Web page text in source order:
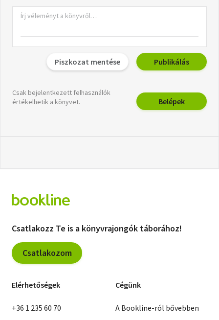
Piszkozat mentése Publikálás
Csak bejelentkezett felhasználók
értékelhetik a könyvet.
Belépek
Csatlakozz Te is a könyvrajongók táborához!
Csatlakozom
Elérhetőségek
+36 1 235 60 70
Cégünk
A Bookline-ról bővebben